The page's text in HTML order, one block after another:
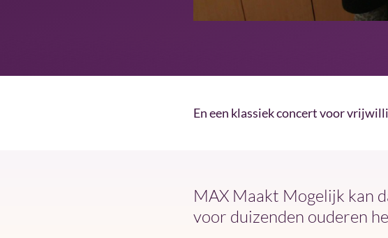
En een klassiek concert voor
MAX Maakt Mogelijk kan
voor duizenden ouderen